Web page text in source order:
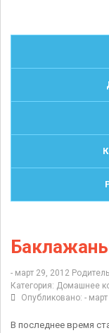
- март 29, 2012
Категория: Домашнее
Опубликовано: -
В последнее время